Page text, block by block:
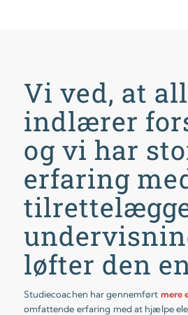
Vi ved, at
indlærer
og vi har
erfaring
løfter den
Studiecoachen har gennemført mere
omfattende erfaring med at hjælpe